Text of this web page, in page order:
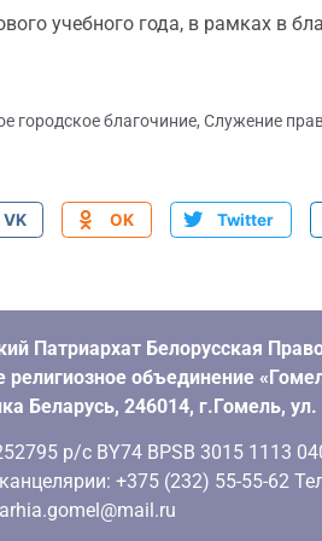
учебного года, в рамках в
городское благочиние, Служение
VK OK Twitter
Патриархат Белорусская
религиозное объединение
Беларусь, 246014, г.Гомель,
р/с BY74 BPSB 3015 1113
+375 (232) 55-55-62